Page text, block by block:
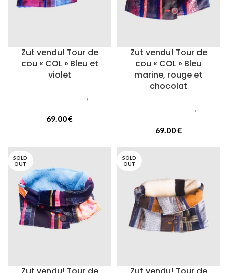
Zut vendu! Tour de
cou « COL » Bleu et
violet
,
69.00€
Zut vendu! Tour de
cou « COL » Bleu
marine, rouge et
chocolat
,
69.00€
SOLD
OUT
SOLD
OUT